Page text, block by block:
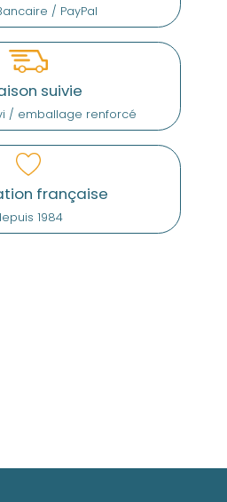
/ PayPal
suivie
/ emballage renforcé
française
1984